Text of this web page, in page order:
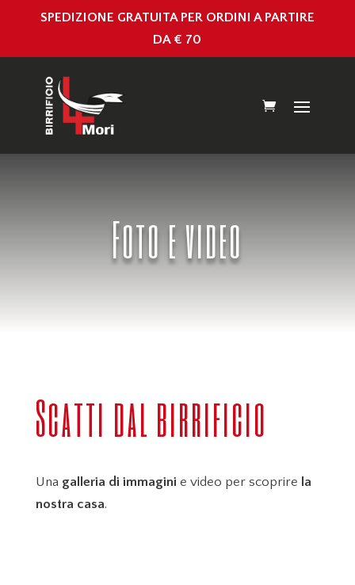
SPEDIZIONE GRATUITA PER ORDINI A PARTIRE
DA € 70
Foto e video
Scatti dal birrificio
Una galleria di immagini e video per scoprire la
nostra casa.